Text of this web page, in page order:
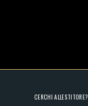
CERCHI ALLESTITORE?